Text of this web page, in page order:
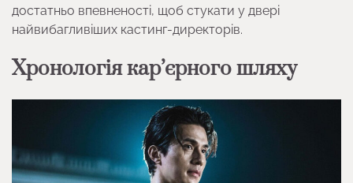
достатньо впевненості, щоб стукати у двері
найвибагливіших кастинг-директорів.
Хронологія кар’єрного шляху